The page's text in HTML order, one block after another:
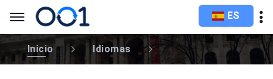
ES
Inicio Idiomas